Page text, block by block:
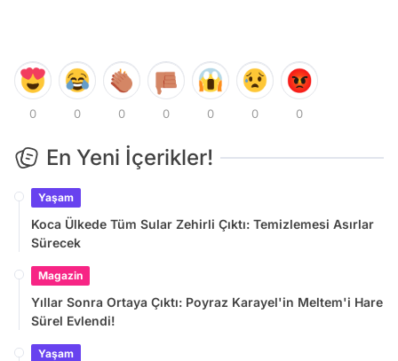
0 0 0 0 0 0 0
En Yeni İçerikler!
Yaşam
Koca Ülkede Tüm Sular Zehirli Çıktı: Temizlemesi Asırlar
Sürecek
Magazin
Yıllar Sonra Ortaya Çıktı: Poyraz Karayel'in Meltem'i Hare
Sürel Evlendi!
Yaşam